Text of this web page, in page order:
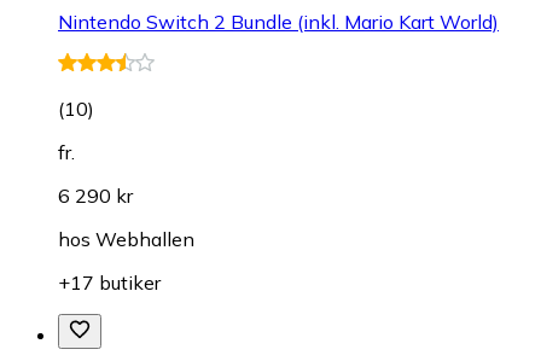
Nintendo Switch 2 Bundle (inkl. Mario Kart World)
(10)
fr.
6 290 kr
hos Webhallen
+17 butiker